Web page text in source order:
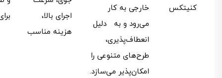
کنیتکس
خارجی به کار
می‌رود و به دلیل
انعطاف‌پذیری،
طرح‌های متنوعی را
امکان‌پذیر می‌سازد.
اجرای بالا،
هزینه مناسب